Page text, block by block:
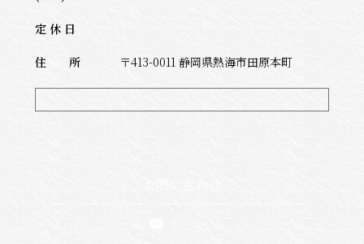
定 休 日
住 所 〒413-0011 静岡県熱海市田原本町